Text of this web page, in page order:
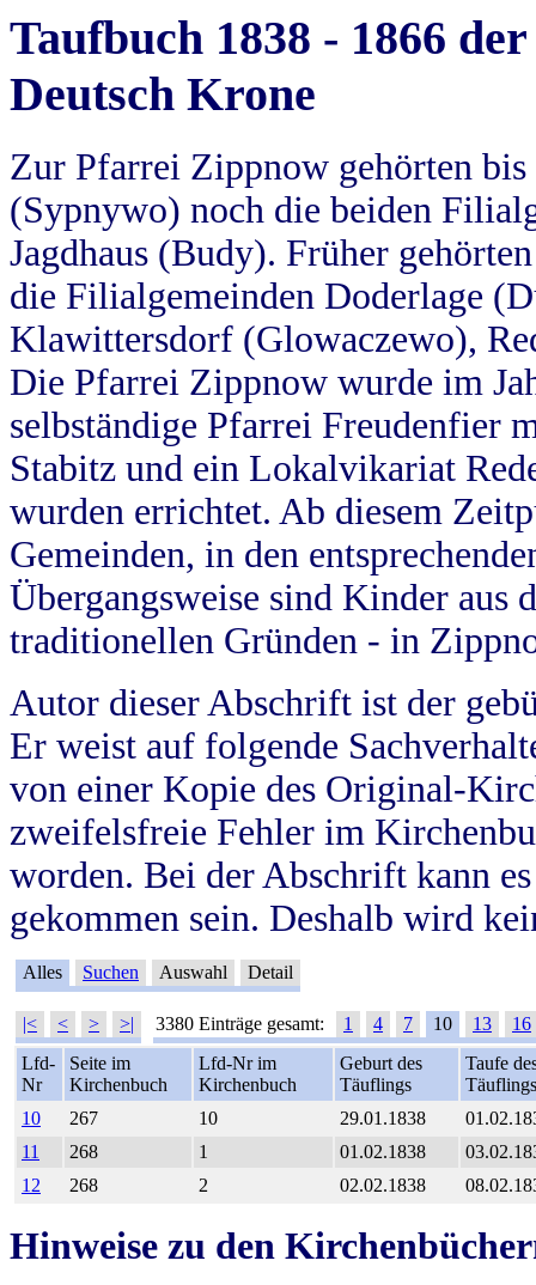
Taufbuch 1838 - 1866
Deutsch Krone
Zur Pfarrei Zippnow gehörten
(Sypnywo) noch die beiden
Jagdhaus (Budy). Früher
die Filialgemeinden Doderlage
Klawittersdorf (Glowaczewo),
Die Pfarrei Zippnow wurde im
selbständige Pfarrei Freudenfier
Stabitz und ein Lokalvikariat
wurden errichtet. Ab diesem
Gemeinden, in den
Übergangsweise sind Kinder aus
traditionellen Gründen - in
Autor dieser Abschrift ist der
Er weist auf folgende
von einer Kopie des Original-
zweifelsfreie Fehler im
worden. Bei der Abschrift kann
gekommen sein. Deshalb wird
Alles Suchen Auswahl Detail
|< < > >| 3380 Einträge gesamt: 1 4 7 10 13
16
Lfd-
Nr
Seite im
Kirchenbuch
Lfd-Nr im
Kirchenbuch
Geburt des
Täuflings
Taufe
Täuflings
10
267 10 29.01.1838
11
268 1 01.02.1838
12
268 2 02.02.1838
Hinweise zu den